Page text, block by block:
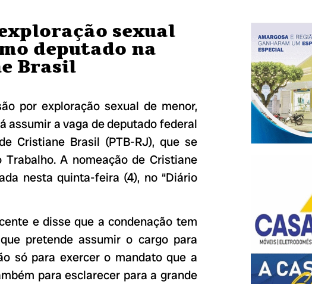
sexual
deputado na
Brasil
por exploração sexual de menor,
assumir a vaga de deputado federal
Cristiane Brasil (PTB-RJ), que se
A nomeação de Cristiane
nesta quinta-feira (4), no “Diário
e disse que a condenação tem
pretende assumir o cargo para
só para exercer o mandato que a
para esclarecer para a grande